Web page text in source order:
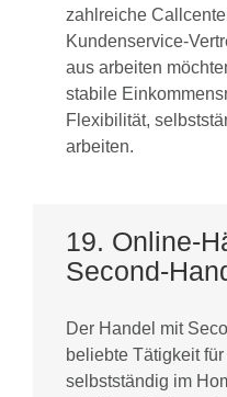
zahlreiche
Kundenservice-
aus arbeiten
stabile
Flexibilität,
arbeiten.
19. Online-
Second-
Der Handel mit
beliebte Tätigkeit
selbstständig im